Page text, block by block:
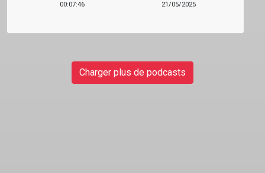
LOCATION STUDIO
L'ASSO
00:07:46
21/05/2025
Charger plus de podcasts